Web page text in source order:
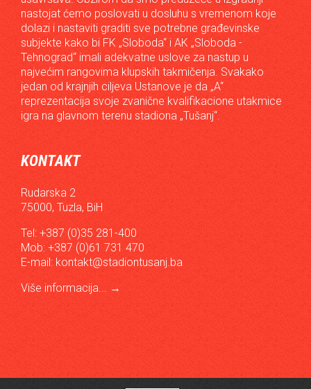
nastojat ćemo poslovati u dosluhu s vremenom koje
dolazi i nastaviti graditi sve potrebne građevinske
subjekte kako bi FK „Sloboda“ i AK „Sloboda -
Tehnograd“ imali adekvatne uslove za nastup u
najvećim rangovima klupskih takmičenja. Svakako
jedan od krajnjih ciljeva Ustanove je da „A“
reprezentacija svoje zvanične kvalifikacione utakmice
igra na glavnom terenu stadiona „Tušanj“.
KONTAKT
Rudarska 2
75000, Tuzla, BiH
Tel: +387 (0)35 281-400
Mob: +387 (0)61 731 470
E-mail: kontakt@stadiontusanj.ba
Više informacija...
→